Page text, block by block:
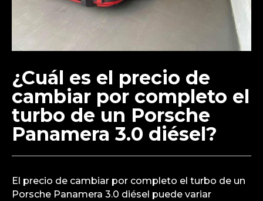
¿Cuál es el precio de
cambiar por completo el
turbo de un Porsche
Panamera 3.0 diésel?
El precio de cambiar por completo el turbo de un
Porsche Panamera 3.0 diésel puede variar